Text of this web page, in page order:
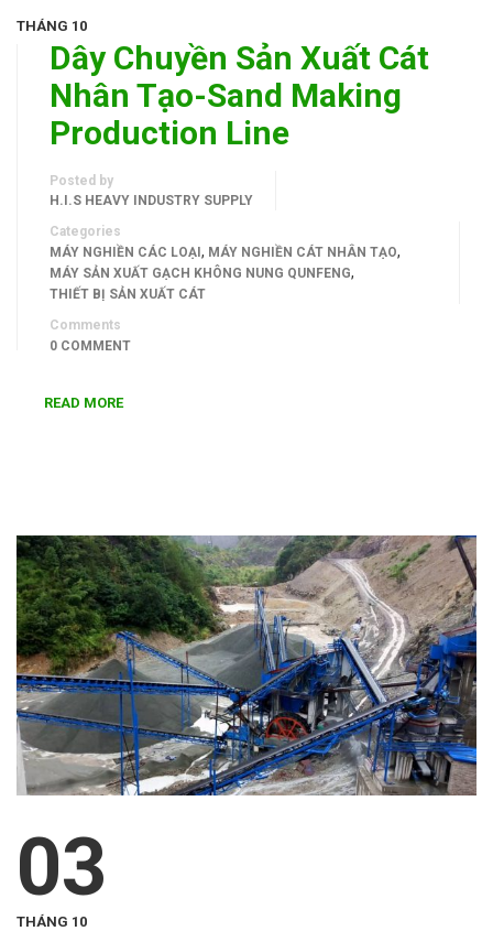
THÁNG 10
Dây Chuyền Sản Xuất Cát
Nhân Tạo-Sand Making
Production Line
Posted by
H.I.S HEAVY INDUSTRY SUPPLY
Categories
MÁY NGHIỀN CÁC LOẠI , MÁY NGHIỀN CÁT NHÂN TẠO,
MÁY SẢN XUẤT GẠCH KHÔNG NUNG QUNFENG,
THIẾT BỊ SẢN XUẤT CÁT
Comments
0 COMMENT
READ MORE
03
THÁNG 10